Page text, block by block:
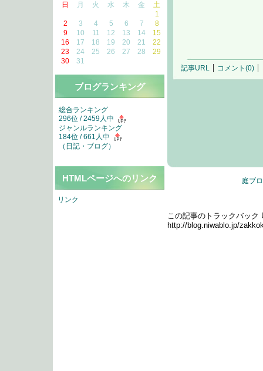
記事URL コメント(0)
庭ブ
この記事のトラックバック
http://blog.niwablo.jp/
日
月 火 水 木 金
土
1
2
3 4 5 6 7
8
9
10 11 12 13 14
15
16
17 18 19 20 21
22
23
24 25 26 27 28
29
30
31
ブログランキング
総合ランキング
296位 / 2459人中
ジャンルランキング
184位 / 661人中
（ 日記・ブログ）
HTMLページへのリンク
リンク